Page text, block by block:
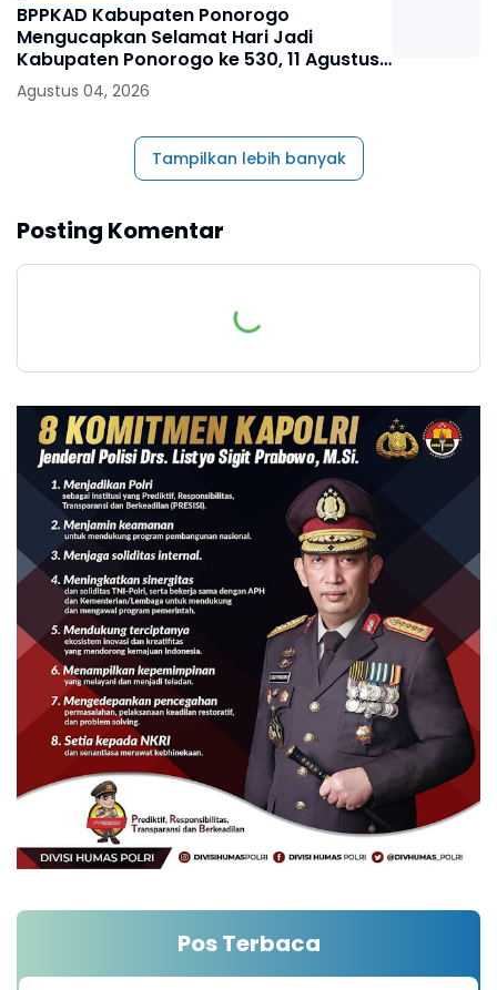
BPPKAD Kabupaten Ponorogo
Mengucapkan Selamat Hari Jadi
Kabupaten Ponorogo ke 530, 11 Agustus
1496 - 11 Agustus 2026
Agustus 04, 2026
Tampilkan lebih banyak
Posting Komentar
Pos Terbaca